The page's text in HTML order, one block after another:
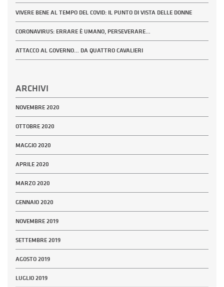
VIVERE BENE AL TEMPO DEL COVID: IL PUNTO DI VISTA DELLE DONNE
CORONAVIRUS: ERRARE È UMANO, PERSEVERARE…
ATTACCO AL GOVERNO… DA QUATTRO CAVALIERI
ARCHIVI
NOVEMBRE 2020
OTTOBRE 2020
MAGGIO 2020
APRILE 2020
MARZO 2020
GENNAIO 2020
NOVEMBRE 2019
SETTEMBRE 2019
AGOSTO 2019
LUGLIO 2019